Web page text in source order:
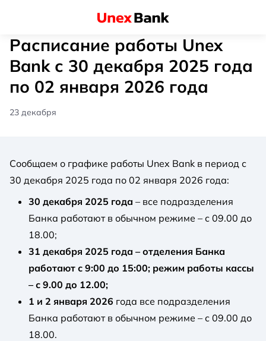
Расписание работы Unex
Bank с 30 декабря 2025 года
по 02 января 2026 года
23 декабря
Сообщаем о графике работы Unex Bank в период с
30 декабря 2025 года по 02 января 2026 года:
30 декабря 2025 года – все подразделения
Банка работают в обычном режиме – с 09.00 до
18.00;
31 декабря 2025 года – отделения Банка
работают с 9:00 до 15:00; режим работы кассы
– с 9.00 до 12.00;
1 и 2 января 2026 года все подразделения
Банка работают в обычном режиме – с 09.00 до
18.00.